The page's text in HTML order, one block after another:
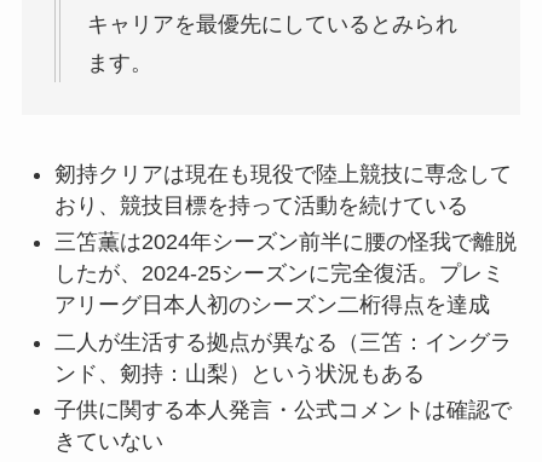
キャリアを最優先にしているとみられ
ます。
剱持クリアは現在も現役で陸上競技に専念して
おり、競技目標を持って活動を続けている
三笘薫は2024年シーズン前半に腰の怪我で離脱
したが、2024-25シーズンに完全復活。プレミ
アリーグ日本人初のシーズン二桁得点を達成
二人が生活する拠点が異なる（三笘：イングラ
ンド、剱持：山梨）という状況もある
子供に関する本人発言・公式コメントは確認で
きていない